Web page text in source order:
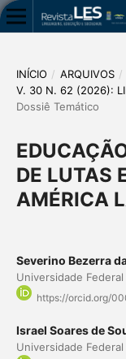
INÍCIO / ARQUIVOS /
V. 30 N. 62 (2026):
Dossiê Temático
DE LUTAS
AMÉRICA
Severino Bezerra
Universidade
https://orcid.org/
Israel Soares de
Universidade